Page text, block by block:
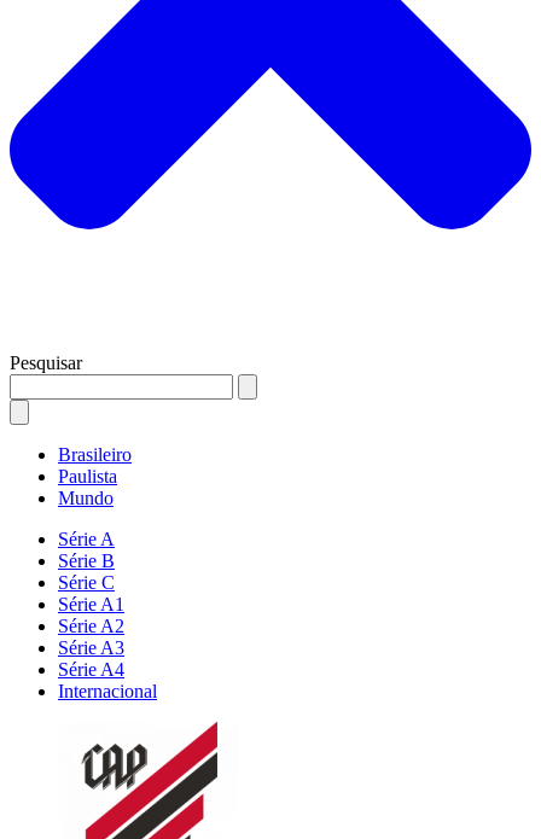
Pesquisar
Brasileiro
Paulista
Mundo
Série A
Série B
Série C
Série A1
Série A2
Série A3
Série A4
Internacional